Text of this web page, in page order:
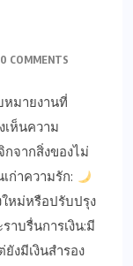
0 COMMENTS
หมายงานที่
ห็นความ
กจากสิ่งของไม่
ก่าความรัก:
หม่หรือปรับปรุง
าบรื่นการเงิน:มี
งมีเงินสำรอง